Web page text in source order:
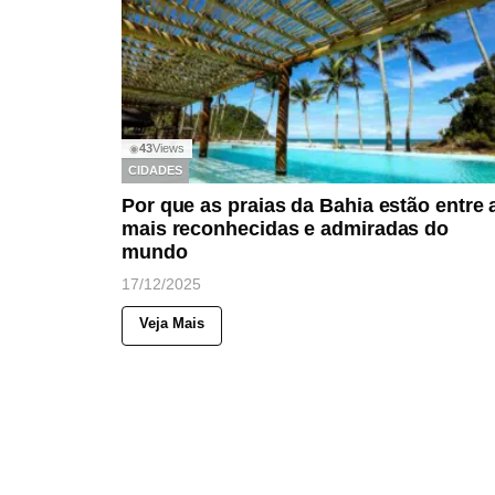
◉43Views
CIDADES
Por que as praias da Bahia estão entre
mais reconhecidas e admiradas do
mundo
17/12/2025
Veja Mais